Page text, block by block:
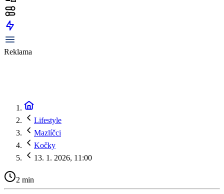
Reklama
Lifestyle
Mazlíčci
Kočky
13. 1. 2026, 11:00
2 min